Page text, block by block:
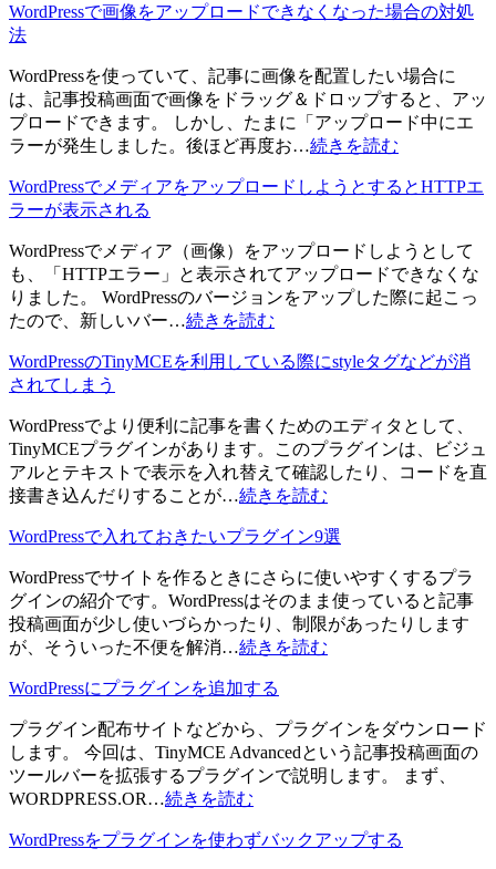
WordPressで画像をアップロードできなくなった場合の対処
法
WordPressを使っていて、記事に画像を配置したい場合に
は、記事投稿画面で画像をドラッグ＆ドロップすると、アッ
プロードできます。 しかし、たまに「アップロード中にエ
ラーが発生しました。後ほど再度お…続きを読む
WordPressでメディアをアップロードしようとするとHTTPエ
ラーが表示される
WordPressでメディア（画像）をアップロードしようとして
も、「HTTPエラー」と表示されてアップロードできなくな
りました。 WordPressのバージョンをアップした際に起こっ
たので、新しいバー…続きを読む
WordPressのTinyMCEを利用している際にstyleタグなどが消
されてしまう
WordPressでより便利に記事を書くためのエディタとして、
TinyMCEプラグインがあります。このプラグインは、ビジュ
アルとテキストで表示を入れ替えて確認したり、コードを直
接書き込んだりすることが…続きを読む
WordPressで入れておきたいプラグイン9選
WordPressでサイトを作るときにさらに使いやすくするプラ
グインの紹介です。WordPressはそのまま使っていると記事
投稿画面が少し使いづらかったり、制限があったりします
が、そういった不便を解消…続きを読む
WordPressにプラグインを追加する
プラグイン配布サイトなどから、プラグインをダウンロード
します。 今回は、TinyMCE Advancedという記事投稿画面の
ツールバーを拡張するプラグインで説明します。 まず、
WORDPRESS.OR…続きを読む
WordPressをプラグインを使わずバックアップする